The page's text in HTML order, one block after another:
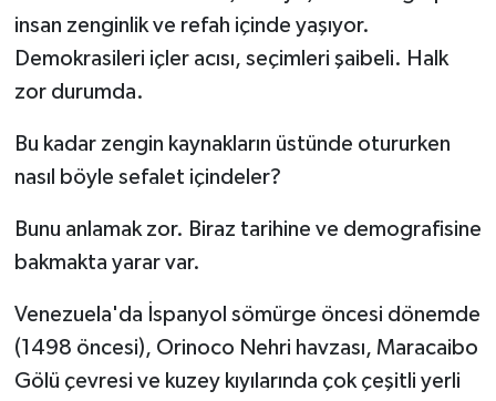
insan zenginlik ve refah içinde yaşıyor.
Demokrasileri içler acısı, seçimleri şaibeli. Halk
zor durumda.
Bu kadar zengin kaynakların üstünde otururken
nasıl böyle sefalet içindeler?
Bunu anlamak zor. Biraz tarihine ve demografisine
bakmakta yarar var.
Venezuela'da İspanyol sömürge öncesi dönemde
(1498 öncesi), Orinoco Nehri havzası, Maracaibo
Gölü çevresi ve kuzey kıyılarında çok çeşitli yerli